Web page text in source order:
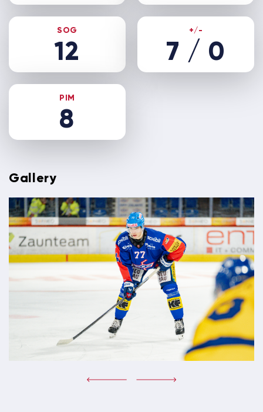
SOG
12
+/-
7 / 0
PIM
8
Gallery